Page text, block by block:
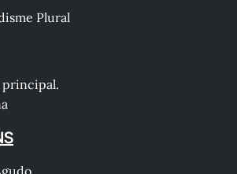
Plural
principal.